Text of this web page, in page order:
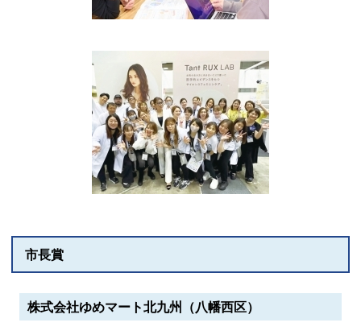
市長賞
株式会社ゆめマート北九州（八幡西区）